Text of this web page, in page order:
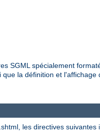
SGML spécialement
la définition et l'affichage
les directives suivantes